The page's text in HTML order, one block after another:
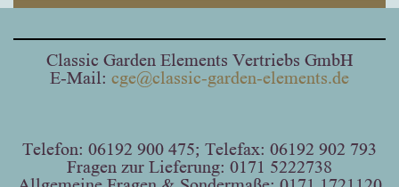
Classic Garden Elements Vertriebs GmbH
E-Mail: cge@classic-garden-elements.de
Telefon: 06192 900 475; Telefax: 06192 902 793
Fragen zur Lieferung: 0171 5222738